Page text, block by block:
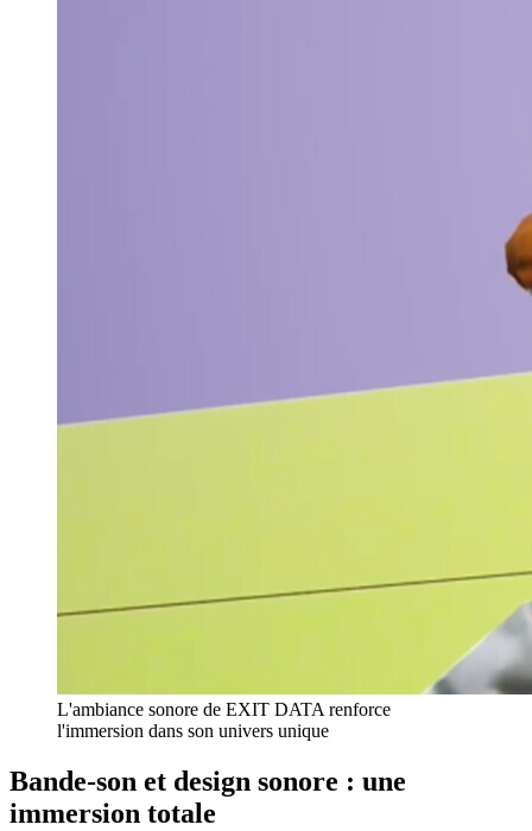
L'ambiance sonore de EXIT DATA renforce
l'immersion dans son univers unique
Bande-son et design sonore : une
immersion totale